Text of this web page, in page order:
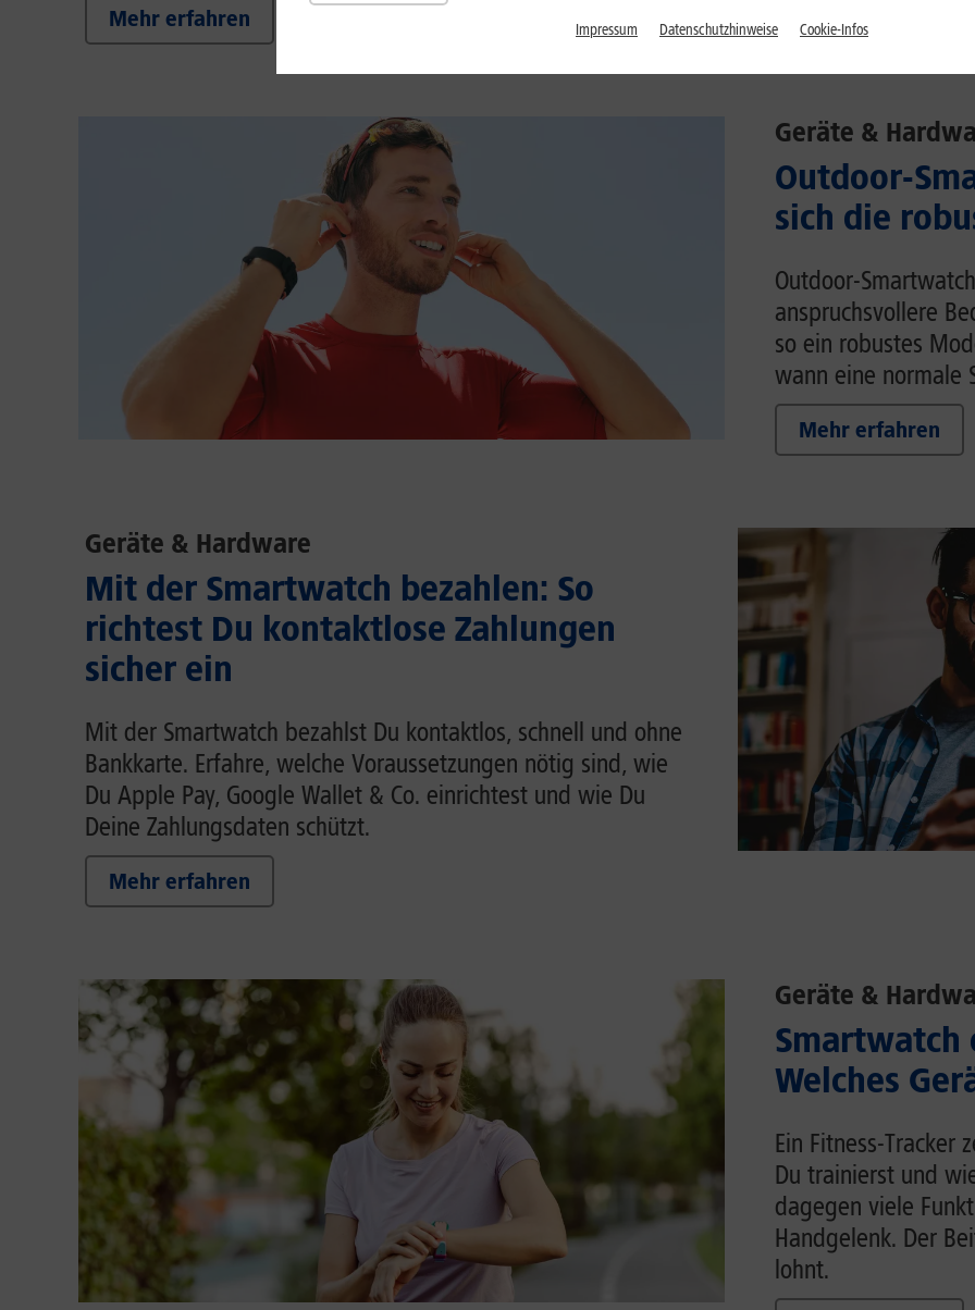
Mehr erfahren
Geräte &
Outdoor-
sich die
Outdoor-
anspruchsvollere
so ein robustes
wann eine normale
Mehr erfahren
Geräte & Hardware
Mit der Smartwatch bezahlen: So
richtest Du kontaktlose Zahlungen
sicher ein
Mit der Smartwatch bezahlst Du kontaktlos, schnell und ohne
Bankkarte. Erfahre, welche Voraussetzungen nötig sind, wie
Du Apple Pay, Google Wallet & Co. einrichtest und wie Du
Deine Zahlungsdaten schützt.
Mehr erfahren
Geräte &
Smartwatch
Welches
Ein Fitness-Tracker
Du trainierst und
dagegen viele
Handgelenk. Der
lohnt.
Impressum Datenschutzhinweise Cookie-Infos